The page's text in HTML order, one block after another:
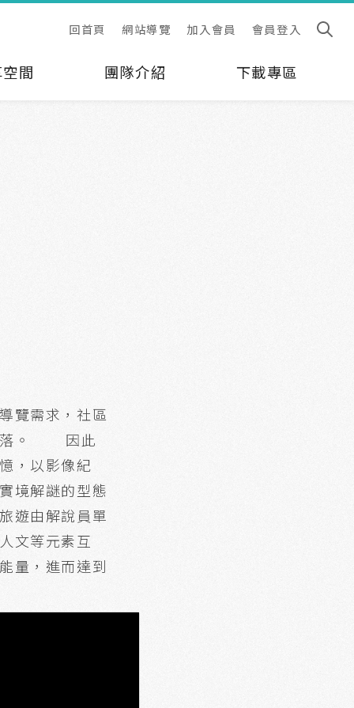
回首頁 網站導覽 加入會員 會員登入
間 團隊介紹 下載專區
覽需求，社區
低落。 因此
，以影像紀
境解謎的型態
遊由解說員單
文等元素互
量，進而達到